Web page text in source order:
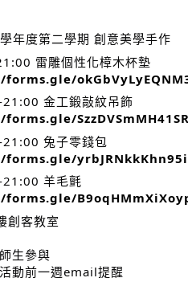
年度第二學期 創意美學手作
雷雕個性化樟木杯墊
金工鍛敲紋吊飾
兔子零錢包
羊毛氈
創客教室
生參與
動前一週email提醒